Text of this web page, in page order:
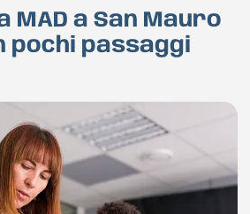
MAD a San Mauro
pochi passaggi